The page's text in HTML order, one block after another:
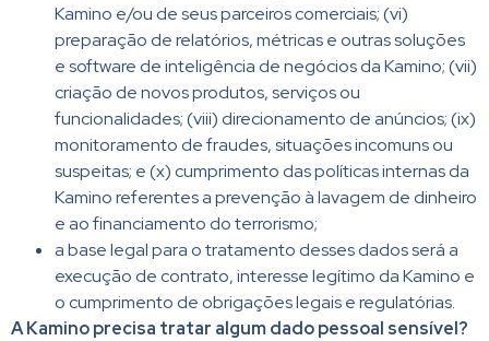
Kamino e/ou de seus parceiros comerciais; (vi)
preparação de relatórios, métricas e outras soluções
e software de inteligência de negócios da Kamino; (vii)
criação de novos produtos, serviços ou
funcionalidades; (viii) direcionamento de anúncios; (ix)
monitoramento de fraudes, situações incomuns ou
suspeitas; e (x) cumprimento das políticas internas da
Kamino referentes a prevenção à lavagem de dinheiro
e ao financiamento do terrorismo;
a base legal para o tratamento desses dados será a
execução de contrato, interesse legítimo da Kamino e
o cumprimento de obrigações legais e regulatórias.
A Kamino precisa tratar algum dado pessoal sensível?